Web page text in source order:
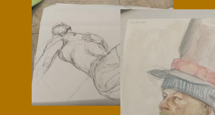
Configuración de
cookies
Universidad de los Andes | Vigilada
jurídica: Resolución 28 del 23 de
Dirección
Calle 19A #1 - 37 Este. Bloque K.
[+57] (601) 339 4949